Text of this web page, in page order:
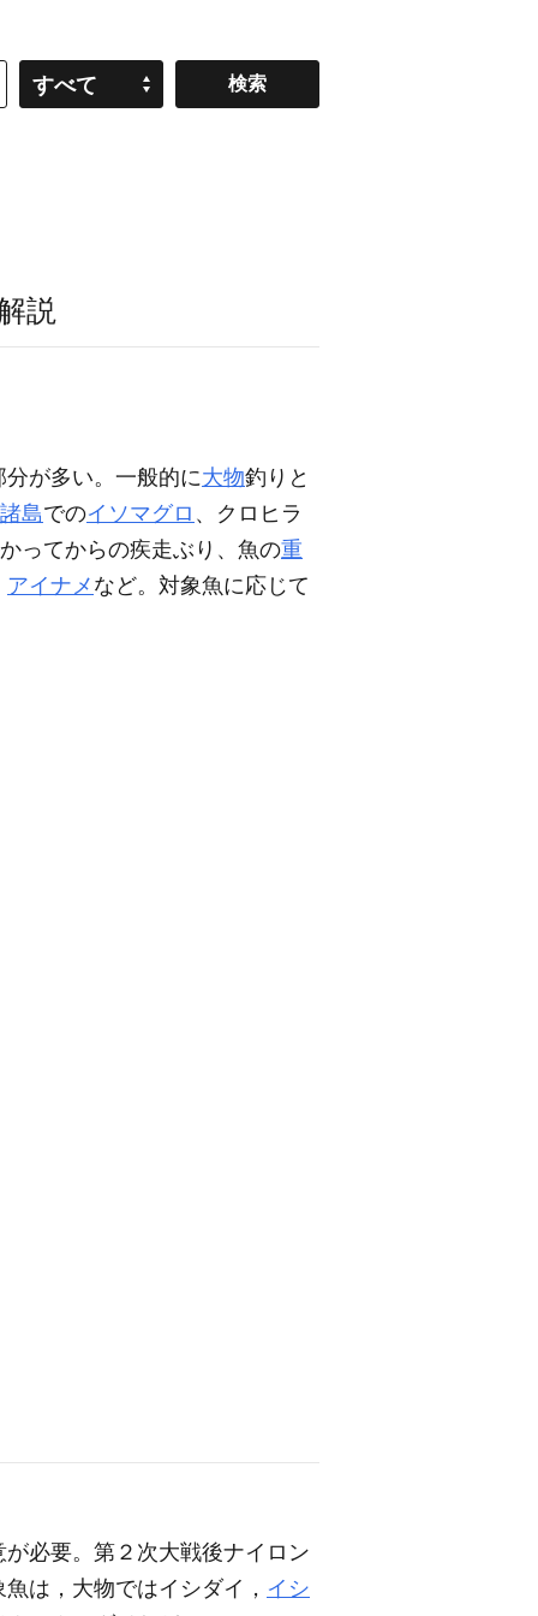
すべて
説
が多い。一般的に大物釣りと
島でのイソマグロ 、クロヒラ
ってからの疾走ぶり、魚の重
アイナメ など。対象魚に応じて
必要。第２次大戦後ナイロン
は，大物ではイシダイ， イシ